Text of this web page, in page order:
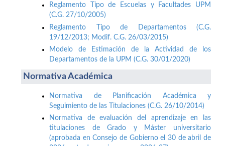
Reglamento Tipo de Escuelas y Facultades UPM
(C.G. 27/10/2005)
Reglamento Tipo de Departamentos (C.G.
19/12/2013; Modif. C.G. 26/03/2015)
Modelo de Estimación de la Actividad de los
Departamentos de la UPM (C.G. 30/01/2020)
Normativa Académica
Normativa de Planificación Académica y
Seguimiento de las Titulaciones (C.G. 26/10/2014)
Normativa de evaluación del aprendizaje en las
titulaciones de Grado y Máster universitario
(aprobada en Consejo de Gobierno el 30 de abril de